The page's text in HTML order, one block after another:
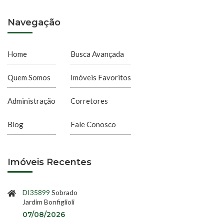
Navegação
Home
Quem Somos
Administração
Blog
Busca Avançada
Imóveis Favoritos
Corretores
Fale Conosco
Imóveis Recentes
DI35899 Sobrado
Jardim Bonfiglioli
07/08/2026